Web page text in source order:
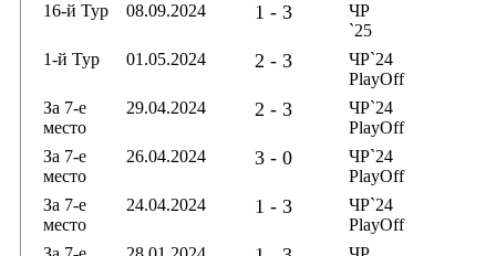
16-й Тур
08.09.2024 1 - 3
ЧР
`25
1-й Тур
01.05.2024 2 - 3
ЧР`24
PlayOff
За 7-е
место
29.04.2024 2 - 3
ЧР`24
PlayOff
За 7-е
место
26.04.2024 3 - 0
ЧР`24
PlayOff
За 7-е
место
24.04.2024 1 - 3
ЧР`24
PlayOff